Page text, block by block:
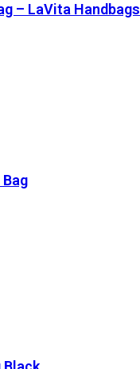
– LaVita Handbags